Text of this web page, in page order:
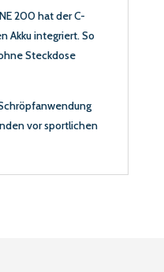
200 hat der C-
Akku integriert. So
Steckdose
vor sportlichen